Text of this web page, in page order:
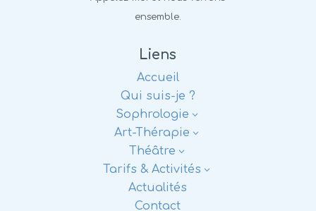
ensemble.
Liens
Accueil
Qui suis-je ?
Sophrologie 3
Art-Thérapie 3
Théâtre 3
Tarifs & Activités 3
Actualités
Contact